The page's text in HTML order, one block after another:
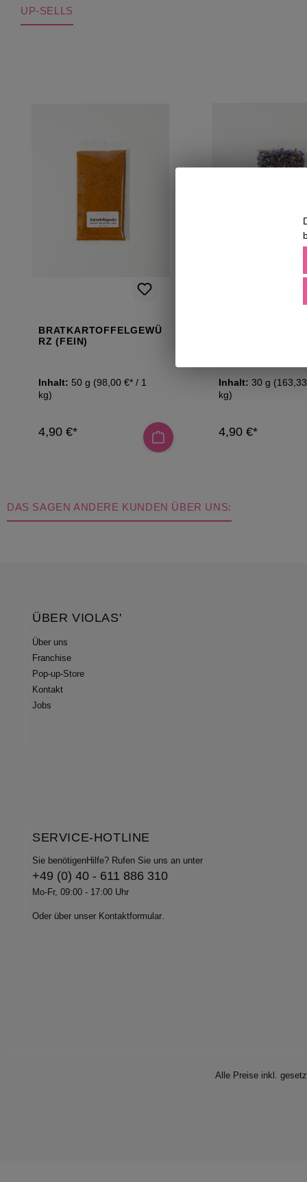
UP-SELLS
BRATKARTOFFELGEWÜ
RZ (FEIN)
Inhalt: 50 g (98,00 €* / 1
kg)
4,90 €*
Inhalt: 30 g
kg)
4,90 €*
DAS SAGEN ANDERE KUNDEN ÜBER UNS:
ÜBER VIOLAS'
Über uns
Franchise
Pop-up-Store
Kontakt
Jobs
SERVICE-HOTLINE
Sie benötigenHilfe? Rufen Sie uns an unter
+49 (0) 40 - 611 886 310
Mo-Fr, 09:00 - 17:00 Uhr
Oder über unser Kontaktformular
Alle Preise inkl.